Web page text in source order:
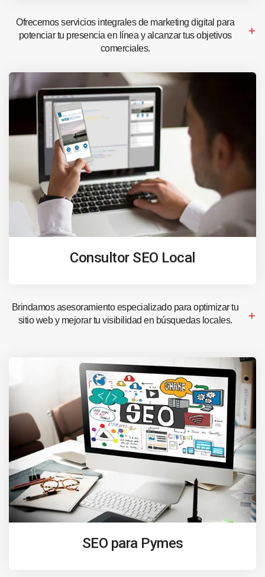
Ofrecemos servicios integrales de marketing digital para
potenciar tu presencia en línea y alcanzar tus objetivos
comerciales.
Consultor SEO Local
Brindamos asesoramiento especializado para optimizar tu
sitio web y mejorar tu visibilidad en búsquedas locales.
SEO para Pymes